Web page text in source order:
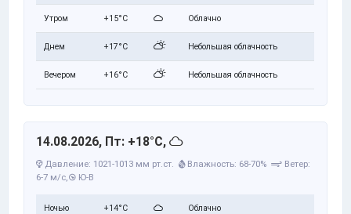
Утром +15°C Облачно
Днем +17°C Небольшая облачность
Вечером +16°C Небольшая облачность
14.08.2026, Пт: +18°C,
Давление: 1021-1013 мм рт.ст. Влажность: 68-70%
Ветер:
6-7 м/с,
Ю-В
Ночью +14°C Облачно